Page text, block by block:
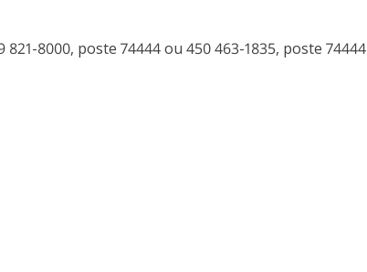
821-8000, poste 74444 ou 450 463-1835, poste 74444